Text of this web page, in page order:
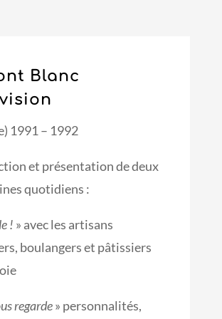
Blanc
1991 – 1992
et présentation de deux
quotidiens :
! » avec les artisans
boulangers et pâtissiers
regarde» personnalités,